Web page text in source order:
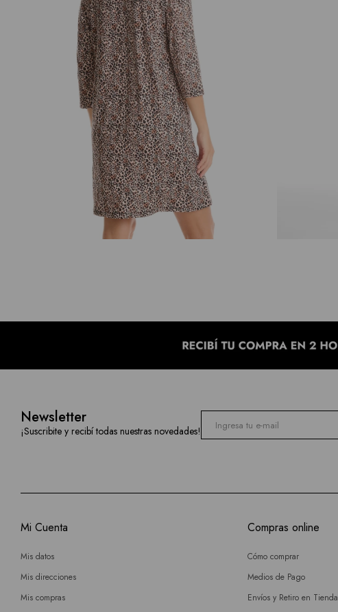
Newsletter
¡Suscribite y recibí todas nuestras novedades!
Mi Cuenta
Mis datos
Mis direcciones
Mis compras
Compras online
Cómo comprar
Medios de Pago
Envíos y Retiro en Tienda